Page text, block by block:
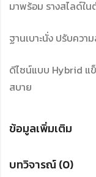
มาพร้อม รางสไลด์ใน
ฐานเบาะนั่ง ปรับควา
ดีไซน์แบบ Hybrid แ
สบาย
ข้อมูลเพิ่มเติม
บทวิจารณ์ (0)